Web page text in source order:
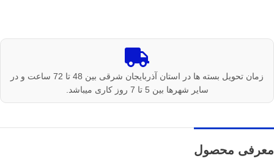
زمان تحویل بسته ها در استان آذربایجان شرقی بین 48 تا 72 ساعت و در
سایر شهرها بین 5 تا 7 روز کاری میباشد.
معرفی محصول